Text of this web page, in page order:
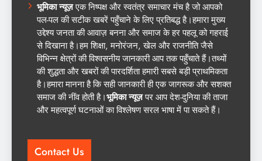
भूमिका न्यूज़एक निष्पक्ष और स्वतंत्र समाचार मंच है जो आपको
पल-पल की सटीक खबरें पहुँचाने के लिए प्रतिबद्ध है।हमारा मुख्य
उद्देश्य जनता की आवाज़ बनना और समाज के हर पहलू को गहराई
से दिखाना है।हम शिक्षा, मनोरंजन, खेल और राजनीति जैसे
विभिन्न क्षेत्रों की विश्वसनीय जानकारी आप तक पहुँचाते हैं।तथ्यों
की शुद्धता और खबरों की पारदर्शिता हमारी सबसे बड़ी प्राथमिकता
है।हमारा मानना है कि सही जानकारी ही एक जागरूक और सशक्त
समाज की नींव होती है।भूमिका न्यूज़पर आप देश-दुनिया की ताजा
और महत्वपूर्ण घटनाओं का विश्लेषण सरल भाषा में पा सकते हैं।
Contact Us